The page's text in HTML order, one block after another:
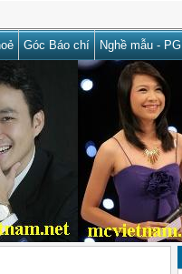
Góc Báo chí Nghề mẫu - PG